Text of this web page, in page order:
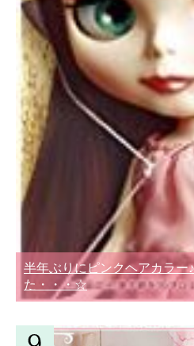
半年ぶりにピンクヘアカラー
た・・・☆